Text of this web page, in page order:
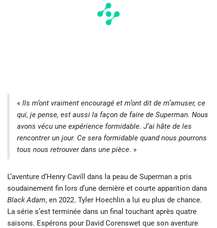
« Ils m’ont vraiment encouragé et m’ont dit de m’amuser, ce
qui, je pense, est aussi la façon de faire de Superman. Nous
avons vécu une expérience formidable. J’ai hâte de les
rencontrer un jour. Ce sera formidable quand nous pourrons
tous nous retrouver dans une pièce. »
L’aventure d’Henry Cavill dans la peau de Superman a pris
soudainement fin lors d’une dernière et courte apparition dans
Black Adam, en 2022. Tyler Hoechlin a lui eu plus de chance.
La série s’est terminée dans un final touchant après quatre
saisons. Espérons pour David Corenswet que son aventure